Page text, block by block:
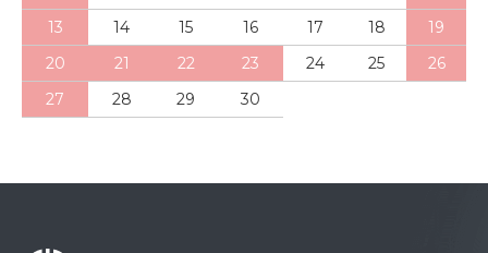
13
14 15 16 17 18
19
20
21 22 23 24 25
26
27
28 29 30